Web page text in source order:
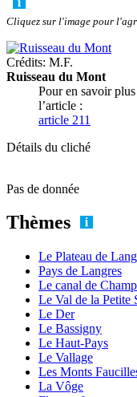
Cliquez sur l'image pour
Crédits: M.F.
Ruisseau du Mont
Pour en savoir
l’article :
article 211
Détails du cliché
Pas de donnée
Thèmes
Le Plateau de
Pays de Langres
Le canal de
Le Val de la Petite
Le Der
Le Bassigny
Le Haut-Pays
Le Vallage
Les Monts
La Vôge